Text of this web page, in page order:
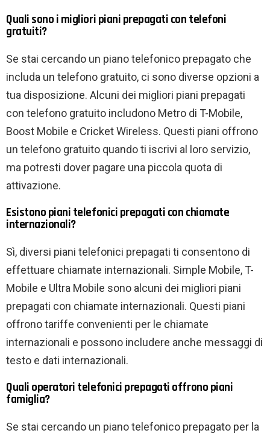
Quali sono i migliori piani prepagati con telefoni
gratuiti?
Se stai cercando un piano telefonico prepagato che
includa un telefono gratuito, ci sono diverse opzioni a
tua disposizione. Alcuni dei migliori piani prepagati
con telefono gratuito includono Metro di T-Mobile,
Boost Mobile e Cricket Wireless. Questi piani offrono
un telefono gratuito quando ti iscrivi al loro servizio,
ma potresti dover pagare una piccola quota di
attivazione.
Esistono piani telefonici prepagati con chiamate
internazionali?
Sì, diversi piani telefonici prepagati ti consentono di
effettuare chiamate internazionali. Simple Mobile, T-
Mobile e Ultra Mobile sono alcuni dei migliori piani
prepagati con chiamate internazionali. Questi piani
offrono tariffe convenienti per le chiamate
internazionali e possono includere anche messaggi di
testo e dati internazionali.
Quali operatori telefonici prepagati offrono piani
famiglia?
Se stai cercando un piano telefonico prepagato per la